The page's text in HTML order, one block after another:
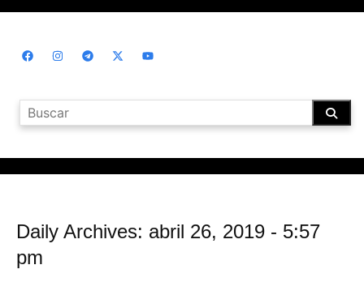
Daily Archives: abril 26, 2019 - 5:57
pm